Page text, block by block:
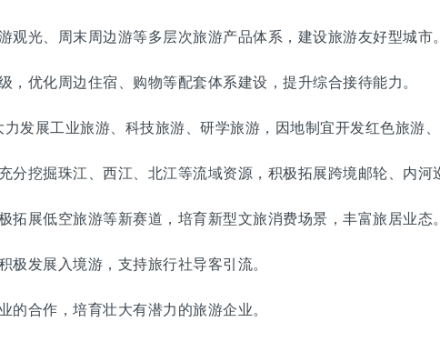
光、周末周边游等多层次旅游产品体系，建设旅游友好型城市。
优化周边住宿、购物等配套体系建设，提升综合接待能力。
展工业旅游、科技旅游、研学旅游，因地制宜开发红色旅游、
挖掘珠江、西江、北江等流域资源，积极拓展跨境邮轮、内河
展低空旅游等新赛道，培育新型文旅消费场景，丰富旅居业态。
发展入境游，支持旅行社导客引流。
合作，培育壮大有潜力的旅游企业。